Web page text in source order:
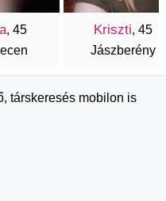
, 45
Kriszti, 45
Jászberény
társkeresés mobilon is